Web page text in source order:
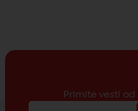
Primite vesti od